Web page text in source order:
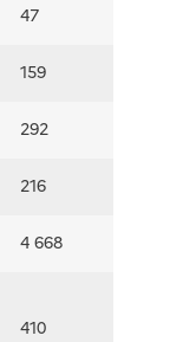
47
159
292
216
4 668
410